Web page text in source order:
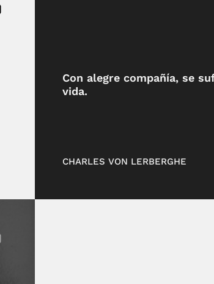
Con alegre compañía, se
vida.
CHARLES VON LERBERGHE